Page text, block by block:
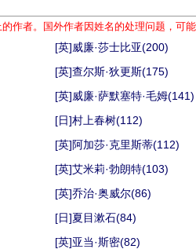
作者。国外作者因姓名的处理问题，可
[英]威廉·莎士比亚(200)
[英]查尔斯·狄更斯(175)
[英]威廉·萨默塞特·毛姆(141)
[日]村上春树(112)
[英]阿加莎·克里斯蒂(112)
[英]艾米莉·勃朗特(103)
[英]乔治·奥威尔(86)
[日]夏目漱石(84)
[英]亚当·斯密(82)